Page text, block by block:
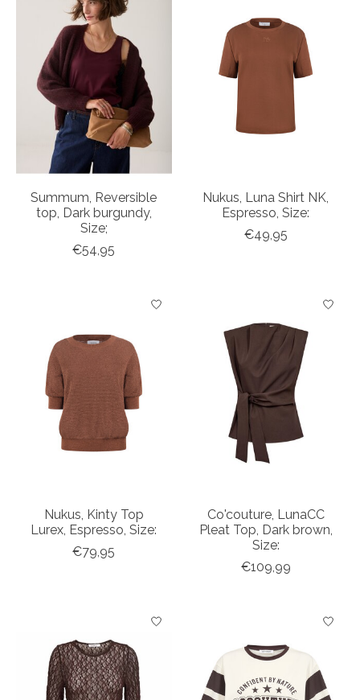
Summum, Reversible
top, Dark burgundy,
Size;
€54,95
Nukus, Luna Shirt NK,
Espresso, Size:
€49,95
Nukus, Kinty Top
Lurex, Espresso, Size:
€79,95
Co'couture, LunaCC
Pleat Top, Dark brown,
Size:
€109,99